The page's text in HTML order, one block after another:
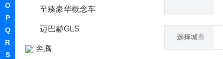
O
P
Q
R
S
至臻豪华概念车
迈巴赫GLS
奔腾
选择城市